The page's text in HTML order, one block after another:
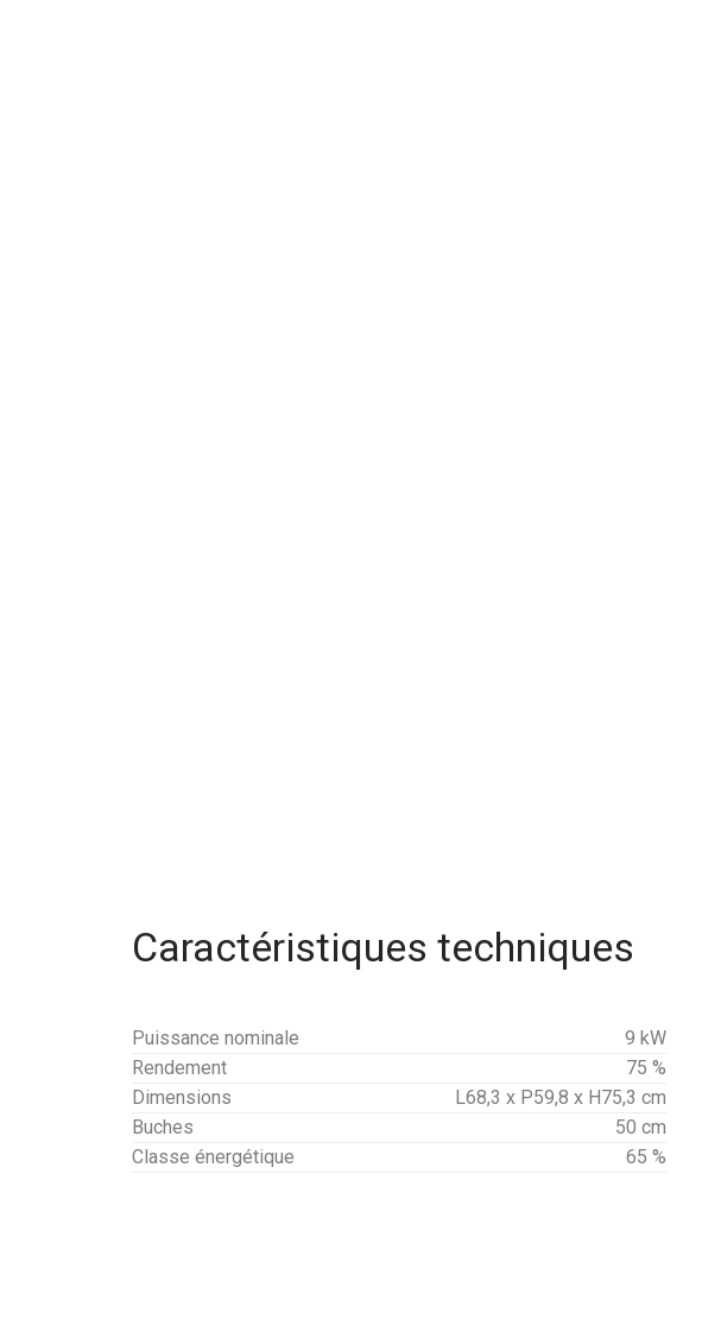
Caractéristiques techniques
Puissance nominale
9 kW
Rendement
75 %
Dimensions
L68,3 x P59,8 x H75,3 cm
Buches
50 cm
Classe énergétique
65 %